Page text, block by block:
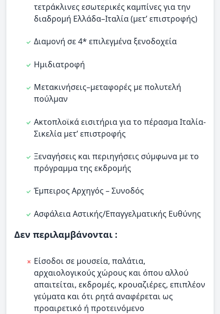
τετράκλινες εσωτερικές καμπίνες για την
διαδρομή Ελλάδα–Ιταλία (μετ’ επιστροφής)
Διαμονή σε 4* επιλεγμένα ξενοδοχεία
Ημιδιατροφή
Μετακινήσεις–μεταφορές με πολυτελή
πούλμαν
Ακτοπλοϊκά εισιτήρια για το πέρασμα Ιταλία-
Σικελία μετ’ επιστροφής
Ξεναγήσεις και περιηγήσεις σύμφωνα με το
πρόγραμμα της εκδρομής
Έμπειρος Αρχηγός – Συνοδός
Ασφάλεια Αστικής/Επαγγελματικής Ευθύνης
Δεν περιλαμβάνονται :
Είσοδοι σε μουσεία, παλάτια,
αρχαιολογικούς χώρους και όπου αλλού
απαιτείται, εκδρομές, κρουαζιέρες, επιπλέον
γεύματα και ότι ρητά αναφέρεται ως
προαιρετικό ή προτεινόμενο